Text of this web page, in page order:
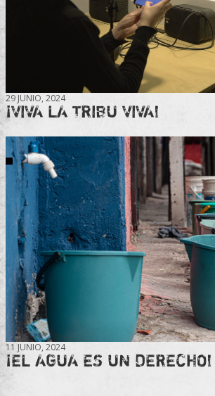
29 JUNIO, 2024
¡VIVA LA TRIBU VIVA!
11 JUNIO, 2024
¡EL AGUA ES UN DERECHO!